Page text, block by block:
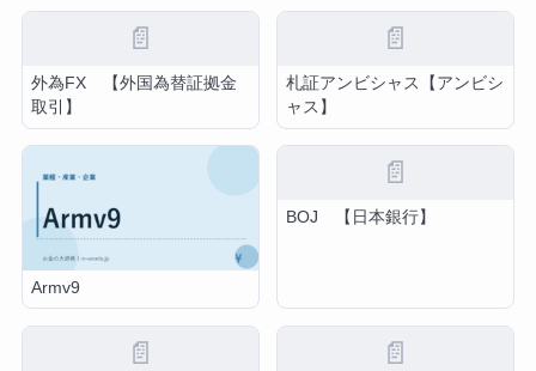
📄
外為FX 【外国為替証拠金
取引】
📄
札証アンビシャス【アンビシ
ャス】
Armv9
📄
BOJ 【日本銀行】
📄 📄